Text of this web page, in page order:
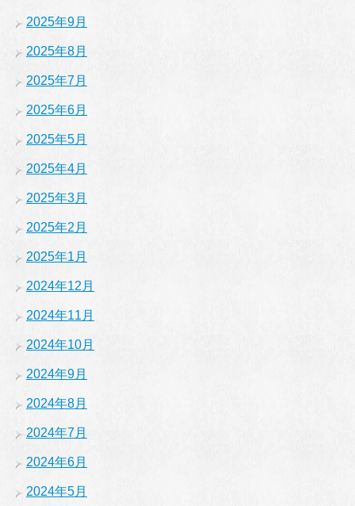
2025年9月
2025年8月
2025年7月
2025年6月
2025年5月
2025年4月
2025年3月
2025年2月
2025年1月
2024年12月
2024年11月
2024年10月
2024年9月
2024年8月
2024年7月
2024年6月
2024年5月